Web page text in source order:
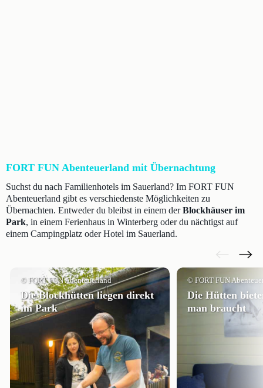
FORT FUN Abenteuerland mit Übernachtung
Suchst du nach Familienhotels im Sauerland? Im FORT FUN
Abenteuerland gibt es verschiedenste Möglichkeiten zu
Übernachten. Entweder du bleibst in einem derBlockhäuser im
Park, in einem Ferienhaus in Winterberg oder du nächtigst auf
einem Campingplatz oder Hotel im Sauerland.
© FORT FUN Abenteuerland
Die Blockhütten liegen direkt
im Park
© FORT FUN
Die Hütten
man braucht